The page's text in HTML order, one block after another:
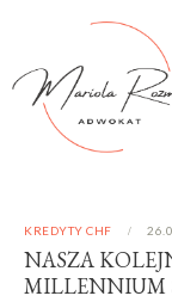
KREDYTY CHF
NASZA
MILLENNIUM